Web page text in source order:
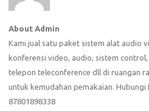
About Admin
Kami jual satu paket sistem alat audio
konferensi video, audio, sistem
telepon teleconference dll di ruangan
untuk kemudahan pemakaian. Hubungi
87801898338